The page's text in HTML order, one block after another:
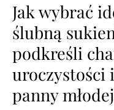
Jak wybrać
ślubną
podkreśli
uroczystości
panny